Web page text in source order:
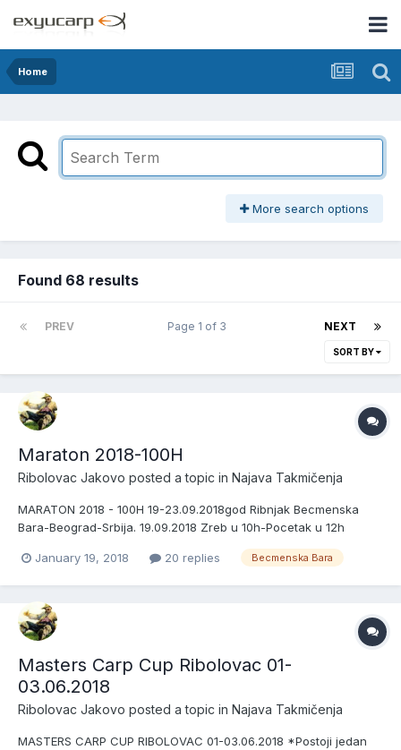
Home
More search options
Found 68 results
PREV NEXT
Page 1 of 3
SORT BY
Maraton 2018-100H
Ribolovac Jakovo posted a topic in Najava Takmičenja
MARATON 2018 - 100H 19-23.09.2018god Ribnjak Becmenska
Bara-Beograd-Srbija. 19.09.2018 Zreb u 10h-Pocetak u 12h
350e Nagrade za pobednike sektora:Pehar+Medalje+1700e
January 19, 2018 20 replies Becmenska Bara
Masters Carp Cup Ribolovac 01-
03.06.2018
Ribolovac Jakovo posted a topic in Najava Takmičenja
MASTERS CARP CUP RIBOLOVAC 01-03.06.2018 *Postoji jedan